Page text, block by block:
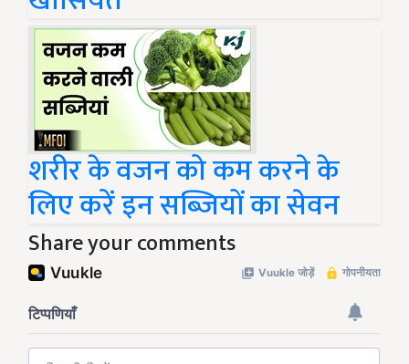
शरीर के वजन को कम करने के
लिए करें इन सब्जियों का सेवन
Share your comments